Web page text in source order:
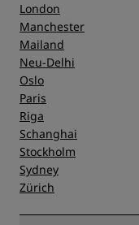
London
Manchester
Mailand
Neu-Delhi
Oslo
Paris
Riga
Schanghai
Stockholm
Sydney
Zürich